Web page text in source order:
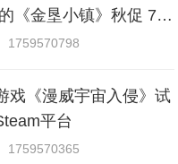
《金垦小镇》秋促 7折
1759570798
戏《漫威宇宙入侵》试
平台
1759570365